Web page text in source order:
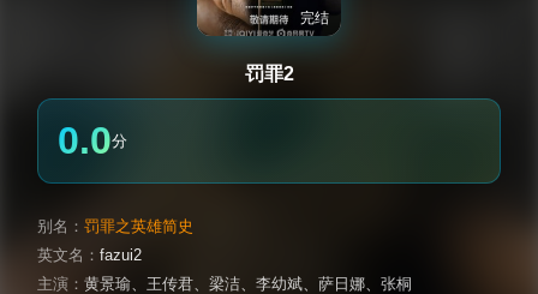
完结
罚罪2
0.0分
别名： 罚罪之英雄简史
英文名： fazui2
主演： 黄景瑜、 王传君、 梁洁、 李幼斌、 萨日娜、 张桐